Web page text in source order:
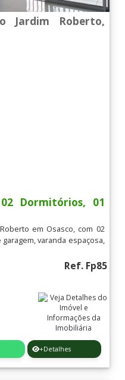
Jardim Roberto,
Dormitórios, 01
em Osasco, com 02
varanda espaçosa,
Ref. Fp85
+Detalhes